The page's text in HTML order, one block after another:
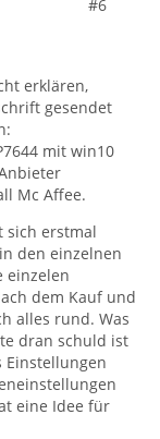
#6
erklären,
gesendet
mit win10
Mc Affee.
sich erstmal
den einzelnen
einzelen
dem Kauf und
alles rund. Was
dran schuld ist
Einstellungen
eine Idee für